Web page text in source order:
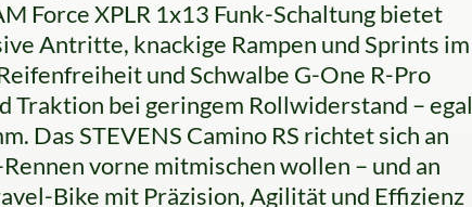
Force XPLR 1x13 Funk-Schaltung bietet
Antritte, knackige Rampen und Sprints im
und Schwalbe G-One R-Pro
Traktion bei geringem Rollwiderstand – egal
Das STEVENS Camino RS richtet sich an
vorne mitmischen wollen – und an
Bike mit Präzision, Agilität und Effizienz